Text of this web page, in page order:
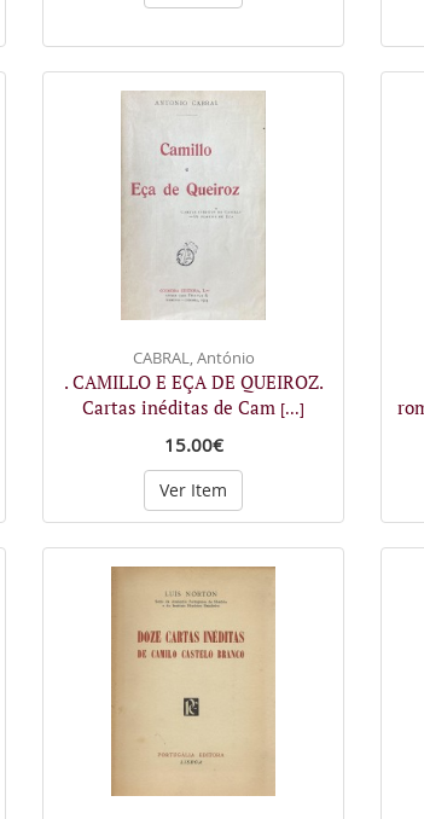
CABRAL, António
. CAMILLO E EÇA DE QUEIROZ.
Cartas inéditas de Cam [...]
15.00€
Ver Item